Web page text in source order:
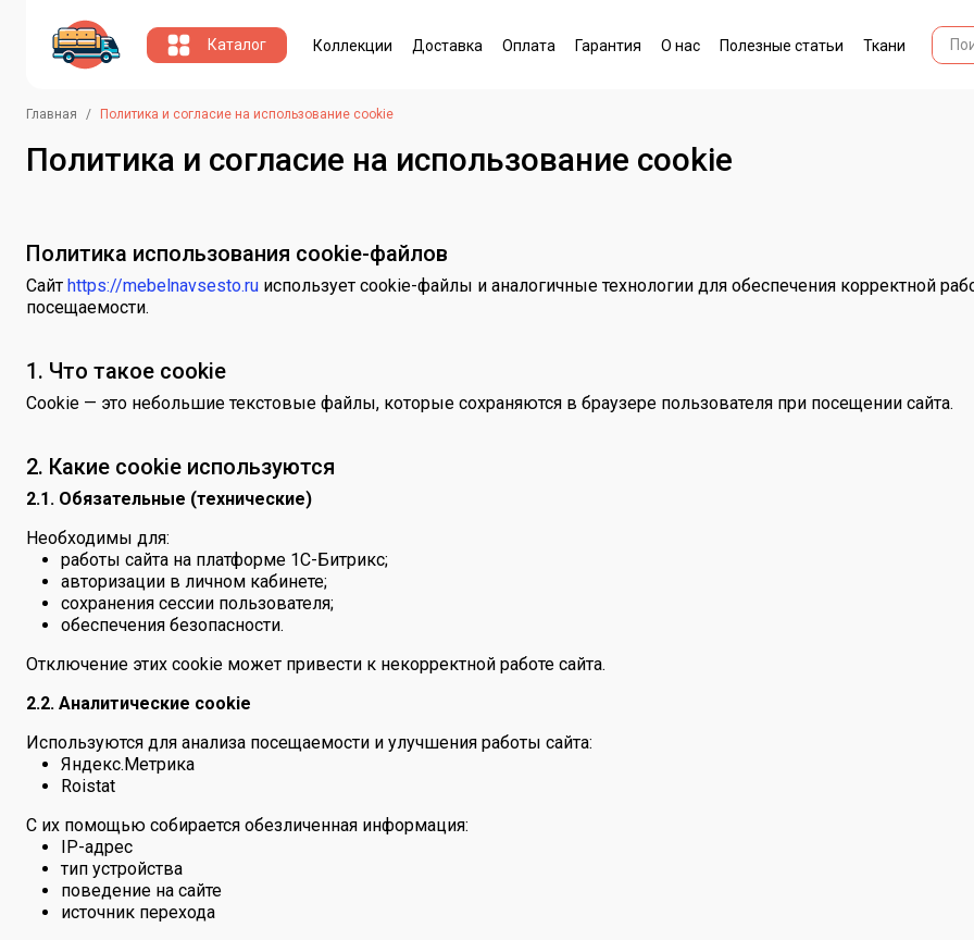
Каталог Коллекции Доставка Оплата Гарантия О нас Полезные статьи Ткани
Главная Политика и согласие на использование cookie
Политика и согласие на использование cookie
Политика использования cookie-файлов
Сайт https://mebelnavsesto.ru использует cookie-файлы и аналогичные технологии для обеспечения корректной
посещаемости.
1. Что такое cookie
Cookie — это небольшие текстовые файлы, которые сохраняются в браузере пользователя при посещении сайта.
2. Какие cookie используются
2.1. Обязательные (технические)
Необходимы для:
работы сайта на платформе 1C-Битрикс;
авторизации в личном кабинете;
сохранения сессии пользователя;
обеспечения безопасности.
Отключение этих cookie может привести к некорректной работе сайта.
2.2. Аналитические cookie
Используются для анализа посещаемости и улучшения работы сайта:
Яндекс.Метрика
Roistat
С их помощью собирается обезличенная информация:
IP-адрес
тип устройства
поведение на сайте
источник перехода